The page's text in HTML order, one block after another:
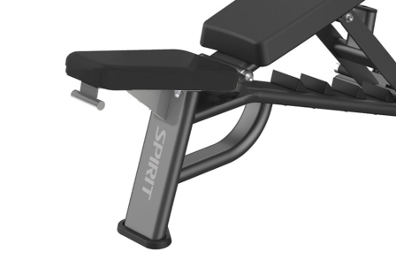
Máy Leo Cầu Thang
Máy Rung Bụng
Máy tập phục hồi chức năng
Thiết Bị Phòng Gym chuyên dụng
Máy Khối Tập Với Cáp
Máy khối đa năng
Robot
Ghế Tập Đa Năng
Khung Tập Tạ Rời
Dàn Tập Thể Lực 360
Máy tập Home Gym
Dụng Cụ Tập Gym
Giàn Tạ Đa Năng
Ghế Tập Bụng
Ghế Tập Tạ